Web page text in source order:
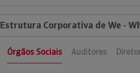
Estrutura Corporativa de We -
Órgãos Sociais Auditores